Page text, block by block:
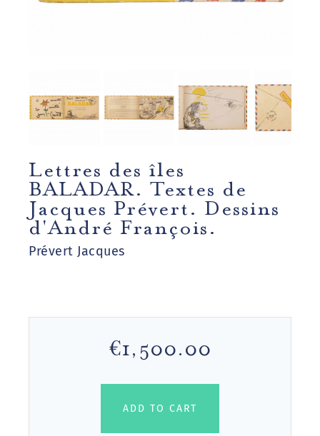
Lettres des îles
BALADAR. Textes de
Jacques Prévert. Dessins
d'André François.
Prévert Jacques
€1,500.00
ADD TO CART